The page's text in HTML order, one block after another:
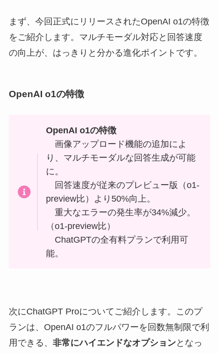
まず、今回正式にリリースされたOpenAI o1の特徴
をご紹介します。マルチモーダル対応と回答速度
の向上が、はっきりと分かる進化ポイントです。
OpenAI o1の特徴
OpenAI o1の特徴
画像アップロード機能の追加によ
り、マルチモーダルな回答生成が可能
に。
回答速度が従来のプレビュー版（o1-
preview比）より50%向上。
重大なエラーの発生率が34%減少。
（o1-preview比）
ChatGPTの全有料プランで利用可
能。
次にChatGPT Proについてご紹介します。このプ
ランは、OpenAI o1のフルパワーを回数無制限で利
用できる、 非常にハイエンドなオプションとなっ